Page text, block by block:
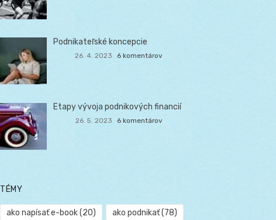
Podnikateľské koncepcie
26. 4. 2023 6 komentárov
Etapy vývoja podnikových financií
26. 5. 2023 6 komentárov
TÉMY
ako napísať e-book(20) ako podnikať(78)